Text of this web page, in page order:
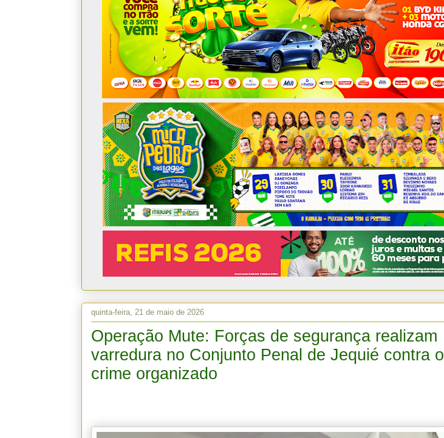
quinta-feira, 21 de maio de 2026
Operação Mute: Forças de segurança realizam
varredura no Conjunto Penal de Jequié contra o
crime organizado